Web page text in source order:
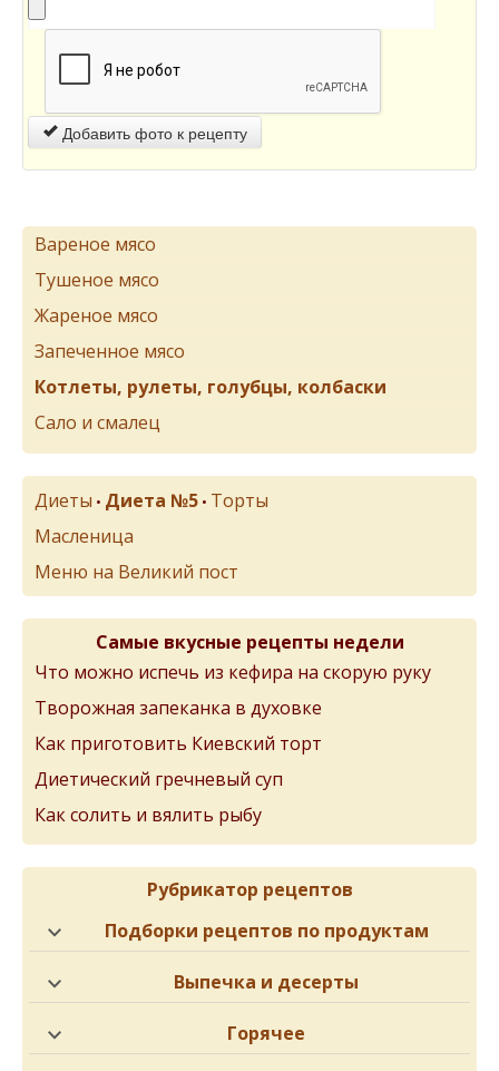
Добавить фото к рецепту
Вареное мясо
Тушеное мясо
Жареное мясо
Запеченное мясо
Котлеты, рулеты, голубцы, колбаски
Сало и смалец
Диеты • Диета №5 • Торты
Масленица
Меню на Великий пост
Самые вкусные рецепты недели
Что можно испечь из кефира на скорую руку
Творожная запеканка в духовке
Как приготовить Киевский торт
Диетический гречневый суп
Как солить и вялить рыбу
Рубрикатор рецептов
Подборки рецептов по продуктам
Выпечка и десерты
Горячее